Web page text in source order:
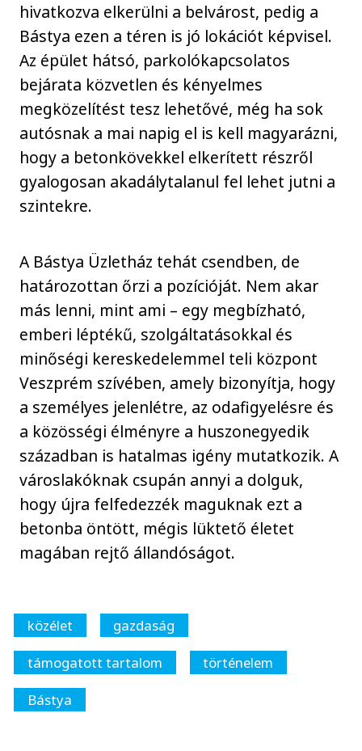
hivatkozva elkerülni a belvárost, pedig a
Bástya ezen a téren is jó lokációt képvisel.
Az épület hátsó, parkolókapcsolatos
bejárata közvetlen és kényelmes
megközelítést tesz lehetővé, még ha sok
autósnak a mai napig el is kell magyarázni,
hogy a betonkövekkel elkerített részről
gyalogosan akadálytalanul fel lehet jutni a
szintekre.
A Bástya Üzletház tehát csendben, de
határozottan őrzi a pozícióját. Nem akar
más lenni, mint ami – egy megbízható,
emberi léptékű, szolgáltatásokkal és
minőségi kereskedelemmel teli központ
Veszprém szívében, amely bizonyítja, hogy
a személyes jelenlétre, az odafigyelésre és
a közösségi élményre a huszonegyedik
században is hatalmas igény mutatkozik. A
városlakóknak csupán annyi a dolguk,
hogy újra felfedezzék maguknak ezt a
betonba öntött, mégis lüktető életet
magában rejtő állandóságot.
közélet
gazdaság
támogatott tartalom
történelem
Bástya